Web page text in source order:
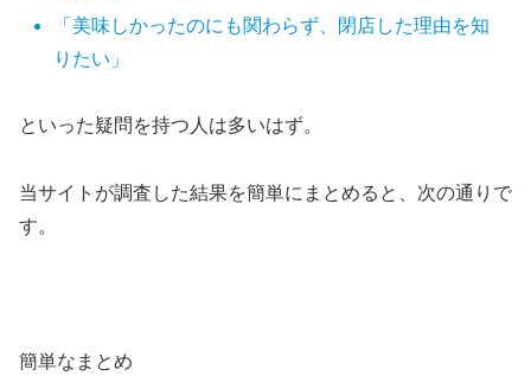
「美味しかったのにも関わらず、閉店した理由を知
りたい」
といった疑問を持つ人は多いはず。
当サイトが調査した結果を簡単にまとめると、次の通りで
す。
簡単なまとめ